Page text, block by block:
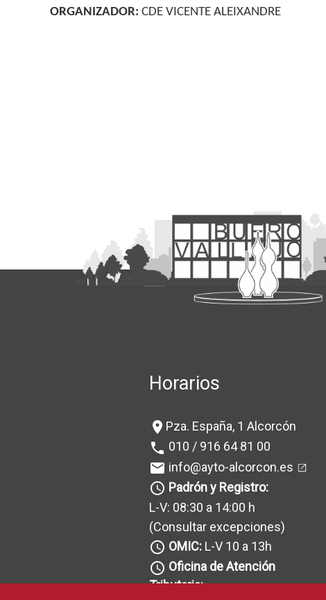
ORGANIZADOR: CDE VICENTE ALEIXANDRE
Horarios
location_on Pza. España, 1 Alcorcón
phone 010 / 916 64 81 00
mail info@ayto-alcorcon.es
query_builder Padrón y Registro:
L-V: 08:30 a 14:00 h
(Consultar excepciones)
query_builder OMIC: L-V 10 a 13h
query_builder Oficina de Atención
Tributaria: